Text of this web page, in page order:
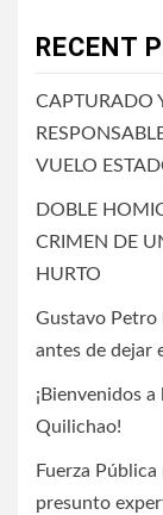
RECENT
CAPTURADO
VUELO
DOBLE
CRIMEN DE
HURTO
Gustavo Petro
antes de dejar
¡Bienvenidos
Quilichao!
Fuerza
presunto